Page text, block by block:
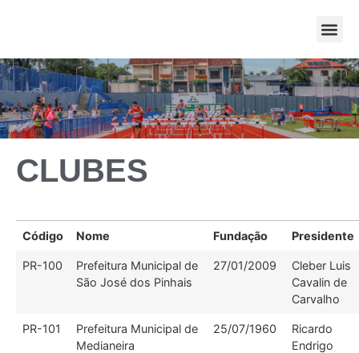
CLUBES
Código Nome Fundação Presidente
PR-100
Prefeitura Municipal de
São José dos Pinhais
27/01/2009
Cleber Luis
Cavalin de
Carvalho
PR-101
Prefeitura Municipal de
Medianeira
25/07/1960
Ricardo
Endrigo